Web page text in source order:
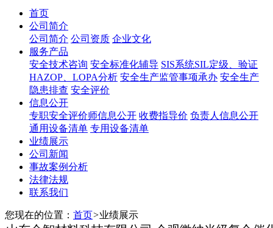
首页
公司简介
公司简介 公司资质 企业文化
服务产品
安全技术咨询 安全标准化辅导 SIS系统SIL定级、验证
HAZOP、LOPA分析 安全生产监管事项承办 安全生产
隐患排查 安全评价
信息公开
专职安全评价师信息公开 收费指导价 负责人信息公开
通用设备清单 专用设备清单
业绩展示
公司新闻
事故案例分析
法律法规
联系我们
您现在的位置： 首页>业绩展示